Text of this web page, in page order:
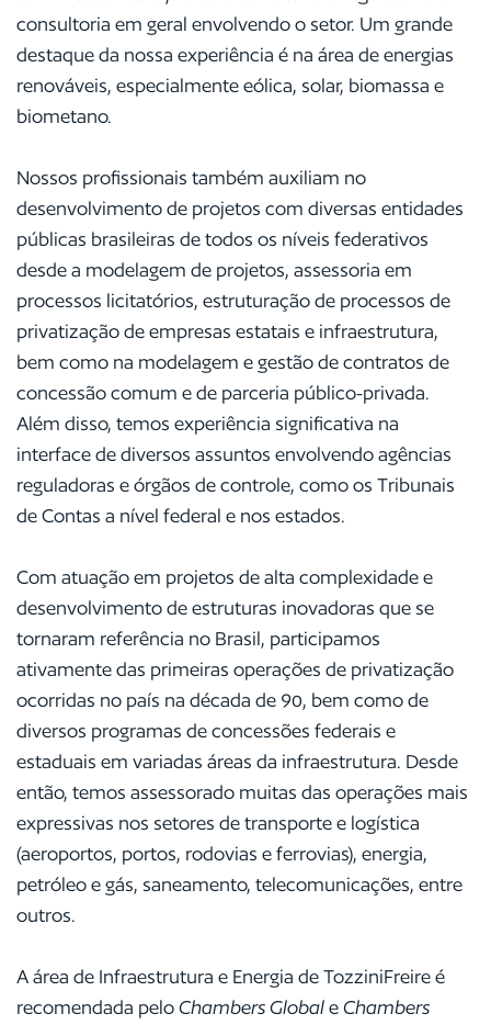
consultoria em geral envolvendo o setor. Um grande
destaque da nossa experiência é na área de energias
renováveis, especialmente eólica, solar, biomassa e
biometano.
Nossos profissionais também auxiliam no
desenvolvimento de projetos com diversas entidades
públicas brasileiras de todos os níveis federativos
desde a modelagem de projetos, assessoria em
processos licitatórios, estruturação de processos de
privatização de empresas estatais e infraestrutura,
bem como na modelagem e gestão de contratos de
concessão comum e de parceria público-privada.
Além disso, temos experiência significativa na
interface de diversos assuntos envolvendo agências
reguladoras e órgãos de controle, como os Tribunais
de Contas a nível federal e nos estados.
Com atuação em projetos de alta complexidade e
desenvolvimento de estruturas inovadoras que se
tornaram referência no Brasil, participamos
ativamente das primeiras operações de privatização
ocorridas no país na década de 90, bem como de
diversos programas de concessões federais e
estaduais em variadas áreas da infraestrutura. Desde
então, temos assessorado muitas das operações mais
expressivas nos setores de transporte e logística
(aeroportos, portos, rodovias e ferrovias), energia,
petróleo e gás, saneamento, telecomunicações, entre
outros.
A área de Infraestrutura e Energia de TozziniFreire é
recomendada peloChambers GlobaleChambers